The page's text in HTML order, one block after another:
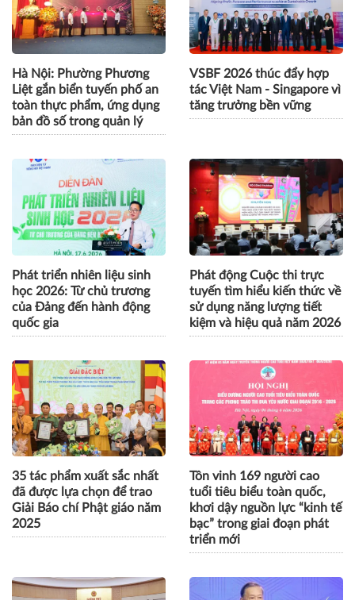
Hà Nội: Phường Phương
Liệt gắn biển tuyến phố an
toàn thực phẩm, ứng dụng
bản đồ số trong quản lý
VSBF 2026 thúc đẩy hợp
tác Việt Nam - Singapore vì
tăng trưởng bền vững
Phát triển nhiên liệu sinh
học 2026: Từ chủ trương
của Đảng đến hành động
quốc gia
Phát động Cuộc thi trực
tuyến tìm hiểu kiến thức về
sử dụng năng lượng tiết
kiệm và hiệu quả năm 2026
35 tác phẩm xuất sắc nhất
đã được lựa chọn để trao
Giải Báo chí Phật giáo năm
2025
Tôn vinh 169 người cao
tuổi tiêu biểu toàn quốc,
khơi dậy nguồn lực “kinh tế
bạc” trong giai đoạn phát
triển mới